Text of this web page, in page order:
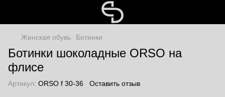
Женская обувь Ботинки
Ботинки шоколадные ORSO на
флисе
Артикул: ORSO f 30-36 Оставить отзыв